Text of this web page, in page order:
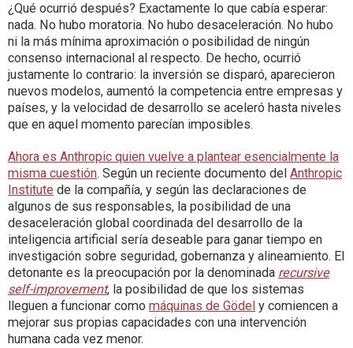
¿Qué ocurrió después? Exactamente lo que cabía esperar:
nada. No hubo moratoria. No hubo desaceleración. No hubo
ni la más mínima aproximación o posibilidad de ningún
consenso internacional al respecto. De hecho, ocurrió
justamente lo contrario: la inversión se disparó, aparecieron
nuevos modelos, aumentó la competencia entre empresas y
países, y la velocidad de desarrollo se aceleró hasta niveles
que en aquel momento parecían imposibles.
Ahora es Anthropic quien vuelve a plantear esencialmente la
misma cuestión. Según un reciente documento del Anthropic
Institute de la compañía, y según las declaraciones de
algunos de sus responsables, la posibilidad de una
desaceleración global coordinada del desarrollo de la
inteligencia artificial sería deseable para ganar tiempo en
investigación sobre seguridad, gobernanza y alineamiento. El
detonante es la preocupación por la denominada recursive
self-improvement, la posibilidad de que los sistemas
lleguen a funcionar como máquinas de Gödel y comiencen a
mejorar sus propias capacidades con una intervención
humana cada vez menor.